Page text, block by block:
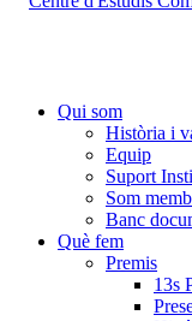
Qui som
Història i
Equip
Suport
Som
Banc
Què fem
Premis
13s